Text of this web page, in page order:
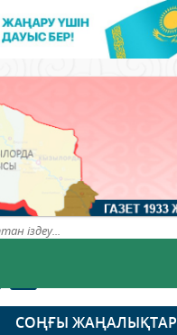
СОҢҒЫ ЖАҢАЛЫҚТАР